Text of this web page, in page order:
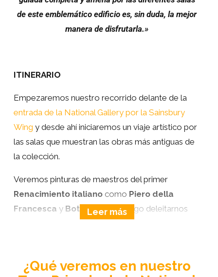
de este emblemático edificio es, sin duda, la mejor
manera de disfrutarla.»
ITINERARIO
Empezaremos nuestro recorrido delante de la
entrada de la National Gallery por la Sainsbury
Wing y desde ahí iniciaremos un viaje artístico por
las salas que muestran las obras más antiguas de
la colección.
Veremos pinturas de maestros del primer
Renacimiento italianocomo Piero della
Francesca y Botticellipara luego deleitarnos
frente a obras maestras de los grandes artistas,
¿Qué veremos en nuestro